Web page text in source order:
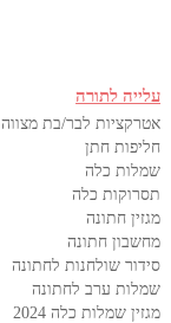
עלייה לתורה
אטרקציות לבר/בת מצווה
חליפות חתן
שמלות כלה
תסרוקות כלה
מגזין חתונה
מחשבון חתונה
סידור שולחנות לחתונה
שמלות ערב לחתונה
מגזין שמלות כלה 2024